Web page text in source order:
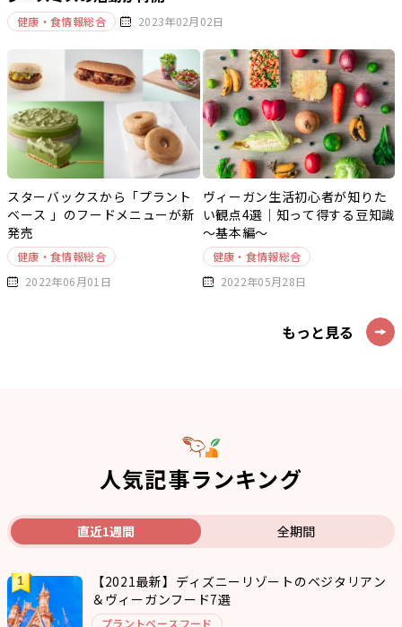
健康・食情報総合 2023年02月02日
スターバックスから「プラント
ベース 」のフードメニューが新
発売
健康・食情報総合
2022年06月01日
ヴィーガン生活初心者が知りた
い観点4選｜知って得する豆知識
～基本編～
健康・食情報総合
2022年05月28日
もっと見る
人気記事ランキング
直近1週間 全期間
【2021最新】ディズニーリゾートのベジタリアン
＆ヴィーガンフード7選
プラントベースフード